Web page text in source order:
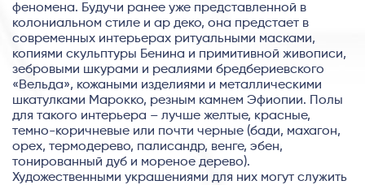
феномена. Будучи ранее уже представленной в
колониальном стиле и ар деко, она предстает в
современных интерьерах ритуальными масками,
копиями скульптуры Бенина и примитивной живописи,
зебровыми шкурами и реалиями бредбериевского
«Вельда», кожаными изделиями и металлическими
шкатулками Марокко, резным камнем Эфиопии. Полы
для такого интерьера – лучше желтые, красные,
темно-коричневые или почти черные (бади, махагон,
орех, термодерево, палисандр, венге, эбен,
тонированный дуб и мореное дерево).
Художественными украшениями для них могут служить